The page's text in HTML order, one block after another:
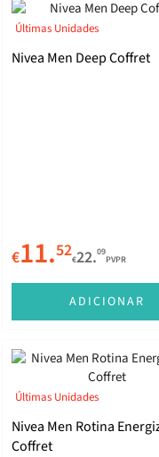
Últimas Unidades
Nivea Men Deep Coffret
€11.52€22.09
PVPR
ADICIONAR
Últimas Unidades
Nivea Men Rotina
Coffret